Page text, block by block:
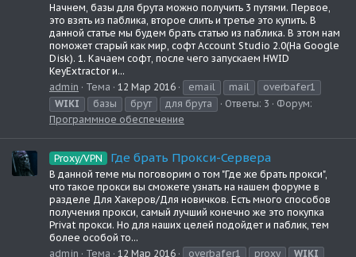
Начнем, базы для брута можно получить 3 путями. Первое,
это взять из паблика, второе слить и третье это купить. В
данной статье мы будем брать статью из паблика. В этом нам
поможет старый как мир, софт Account Studio 2.0(На Google
Disk). 1. Качаем софт, после чего запускаем HWID
KeyExtractor и...
admin
Тема 12 Мар 2016 email mail
overbafer1
WIKI
базы брут для брута Ответы: 3
Форум:
Программное обеспечение
Proxy/VPN Где брать Прокси-Сервера
В данной теме мы поговорим о том "Где же брать прокси",
что такое прокси вы сможете узнать на нашем форуме в
разделе Для Хакеров/Для новичков. Есть много способов
получения прокси, самый лучший конечно же это покупка
Privat прокси. Но для наших целей подойдет и паблик, тем
более особой то...
admin
Тема 12 Мар 2016 overbafer1 proxy
WIKI